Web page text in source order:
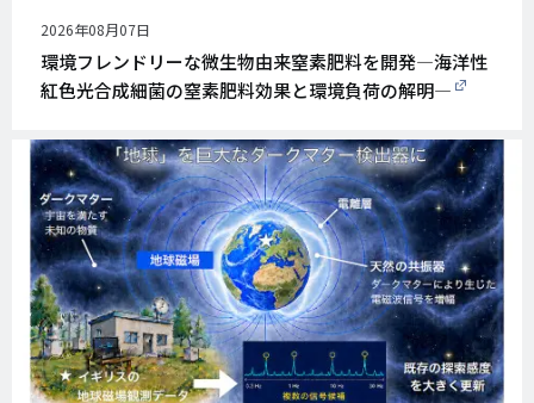
公
開
日
2026年08月07日
環境フレンドリーな微生物由来窒素肥料を開発―海洋性
紅色光合成細菌の窒素肥料効果と環境負荷の解明―